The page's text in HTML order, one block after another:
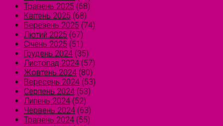
Травень 2025 (68)
Квітень 2025 (68)
Березень 2025 (74)
Лютий 2025 (67)
Січень 2025 (51)
Грудень 2024 (35)
Листопад 2024 (57)
Жовтень 2024 (80)
Вересень 2024 (53)
Серпень 2024 (53)
Липень 2024 (52)
Червень 2024 (63)
Травень 2024 (55)